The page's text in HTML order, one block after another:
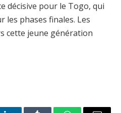
décisive pour le Togo, qui
les phases finales. Les
cette jeune génération